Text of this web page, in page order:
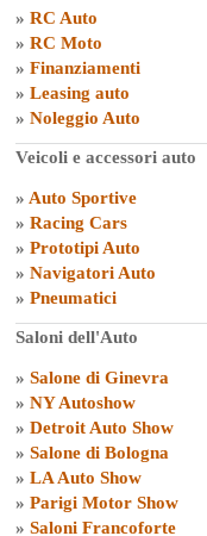
» RC Auto
» RC Moto
» Finanziamenti
» Leasing auto
» Noleggio Auto
Veicoli e accessori auto
» Auto Sportive
» Racing Cars
» Prototipi Auto
» Navigatori Auto
» Pneumatici
Saloni dell'Auto
» Salone di Ginevra
» NY Autoshow
» Detroit Auto Show
» Salone di Bologna
» LA Auto Show
» Parigi Motor Show
» Saloni Francoforte